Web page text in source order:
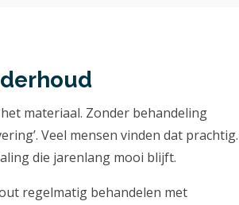
materiaal. Zonder behandeling
Veel mensen vinden dat prachtig.
die jarenlang mooi blijft.
regelmatig behandelen met